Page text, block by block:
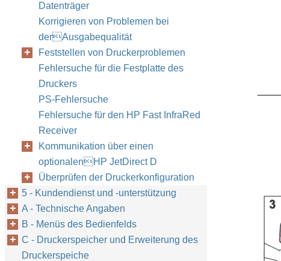
Datenträger
Korrigieren von Problemen bei
derAusgabequalität
Feststellen von Druckerproblemen
Fehlersuche für die Festplatte des
Druckers
PS-Fehlersuche
Fehlersuche für den HP Fast InfraRed
Receiver
Kommunikation über einen
optionalenHP JetDirect D
Überprüfen der Druckerkonfiguration
5 - Kundendienst und -unterstützung
A - Technische Angaben
B - Menüs des Bedienfelds
C - Druckerspeicher und Erweiterung des
Druckerspeiche